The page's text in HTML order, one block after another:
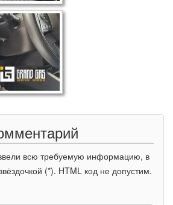
всю требуемую информацию, в
(*). HTML код не допустим.